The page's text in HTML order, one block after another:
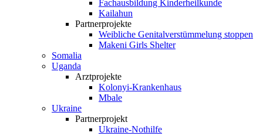
Fachausbildung Kinderheilkunde
Kailahun
Partnerprojekte
Weibliche Genital­verstümmelung stoppen
Makeni Girls Shelter
Somalia
Uganda
Arztprojekte
Kolonyi-Krankenhaus
Mbale
Ukraine
Partnerprojekt
Ukraine-Nothilfe